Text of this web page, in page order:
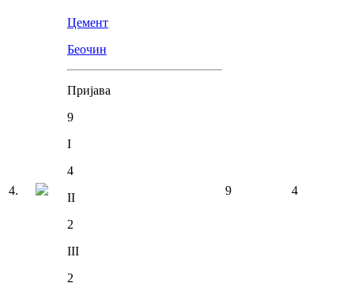
4.
Цемент
Беочин
Пријава
9
I
4
II
2
III
2
9 4